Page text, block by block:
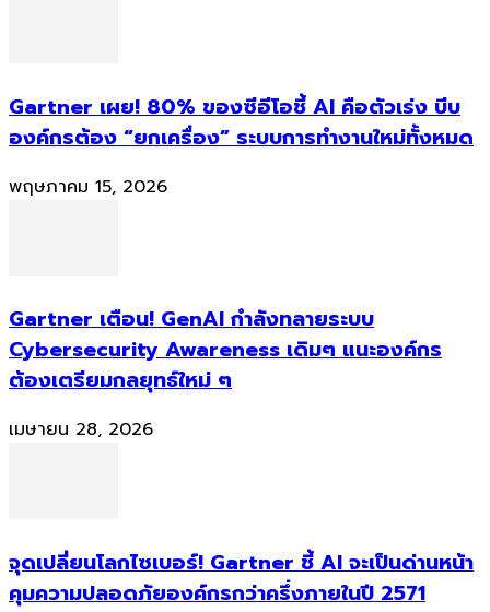
Gartner เผย! 80% ของซีอีโอชี้ AI คือตัวเร่ง บีบ
องค์กรต้อง “ยกเครื่อง” ระบบการทำงานใหม่ทั้งหมด
พฤษภาคม 15, 2026
Gartner เตือน! GenAI กำลังทลายระบบ
Cybersecurity Awareness เดิมๆ แนะองค์กร
ต้องเตรียมกลยุทธ์ใหม่ ๆ
เมษายน 28, 2026
จุดเปลี่ยนโลกไซเบอร์! Gartner ชี้ AI จะเป็นด่านหน้า
คุมความปลอดภัยองค์กรกว่าครึ่งภายในปี 2571